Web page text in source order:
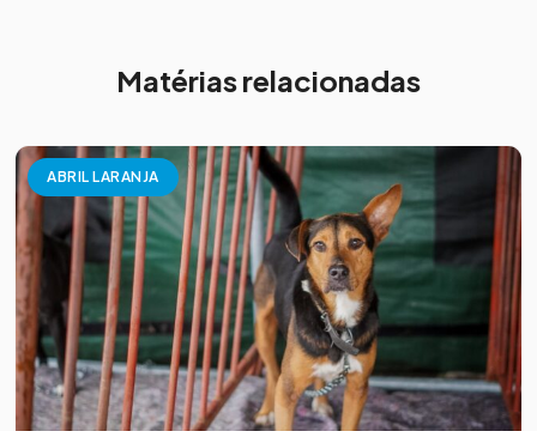
Matérias relacionadas
ABRIL LARANJA